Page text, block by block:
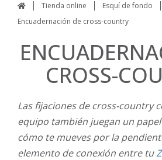
Tienda online
Esquí de fondo
Encuadernación de cross-country
CROSS-
Las fijaciones de cross-country
equipo también juegan un
cómo te mueves por la
elemento de conexión entre tu